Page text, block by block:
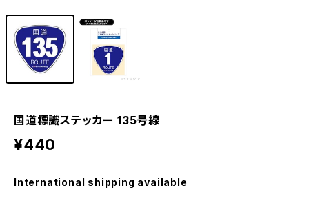
国道標識ステッカー 135号線
¥440
International shipping available